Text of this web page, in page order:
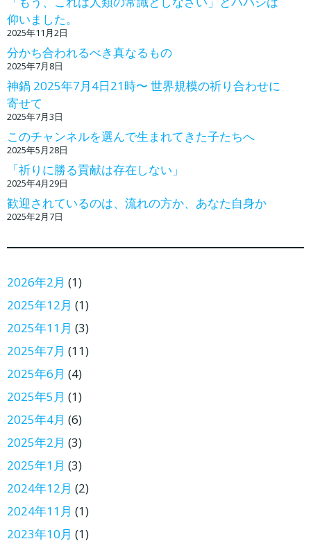
仰いました。
2025年11月2日
分かち合われるべき真なるもの
2025年7月8日
神鍋 2025年7月4日21時〜 世界規模の祈り合わせに
寄せて
2025年7月3日
このチャンネルを選んで生まれてきた子たちへ
2025年5月28日
「祈りに勝る貢献は存在しない」
2025年4月29日
歓迎されているのは、流れの方か、あなた自身か
2025年2月7日
2026年2月 (1)
2025年12月 (1)
2025年11月 (3)
2025年7月 (11)
2025年6月 (4)
2025年5月 (1)
2025年4月 (6)
2025年2月 (3)
2025年1月 (3)
2024年12月 (2)
2024年11月 (1)
2023年10月 (1)